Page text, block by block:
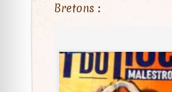
Bretons :